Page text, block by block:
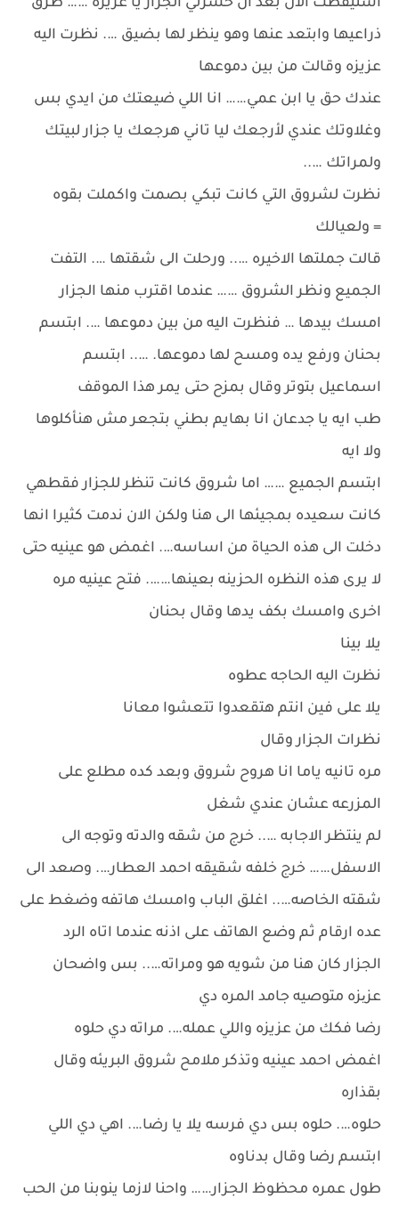
استيقظت الان بعد ان خسرتي الجزار يا عزيزه …… طرق
ذراعيها وابتعد عنها وهو ينظر لها بضيق …. نظرت اليه
عزيزه وقالت من بين دموعها
عندك حق يا ابن عمي…… انا اللي ضيعتك من ايدي بس
وغلاوتك عندي لأرجعك ليا تاني هرجعك يا جزار لبيتك
ولمراتك …..
نظرت لشروق التي كانت تبكي بصمت واكملت بقوه
= ولعيالك
قالت جملتها الاخيره ….. ورحلت الى شقتها …. التفت
الجميع ونظر الشروق …… عندما اقترب منها الجزار
امسك بيدها … فنظرت اليه من بين دموعها …. ابتسم
بحنان ورفع يده ومسح لها دموعها. ….. ابتسم
اسماعيل بتوتر وقال بمزح حتى يمر هذا الموقف
طب ايه يا جدعان انا بهايم بطني بتجعر مش هنأكلوها
ولا ايه
ابتسم الجميع …… اما شروق كانت تنظر للجزار فقطهي
كانت سعيده بمجيئها الى هنا ولكن الان ندمت كثيرا انها
دخلت الى هذه الحياة من اساسه…. اغمض هو عينيه حتى
لا يرى هذه النظره الحزينه بعينها……. فتح عينيه مره
اخرى وامسك بكف يدها وقال بحنان
يلا بينا
نظرت اليه الحاجه عطوه
يلا على فين انتم هتقعدوا تتعشوا معانا
نظرات الجزار وقال
مره تانيه ياما انا هروح شروق وبعد كده مطلع على
المزرعه عشان عندي شغل
لم ينتظر الاجابه ….. خرج من شقه والدته وتوجه الى
الاسفل…… خرج خلفه شقيقه احمد العطار…. وصعد الى
شقته الخاصه….. اغلق الباب وامسك هاتفه وضغط على
عده ارقام ثم وضع الهاتف على اذنه عندما اتاه الرد
الجزار كان هنا من شويه هو ومراته….. بس واضحان
عزیزه متوصيه جامد المره دي
رضا فكك من عزيزه واللي عمله…. مراته دي حلوه
اغمض احمد عينيه وتذكر ملامح شروق البريئه وقال
بقذاره
حلوه…. حلوه بس دي فرسه يلا يا رضا…. اهي دي اللي
ابتسم رضا وقال بدناوه
طول عمره محظوظ الجزار…… واحنا لازما ينوبنا من الحب